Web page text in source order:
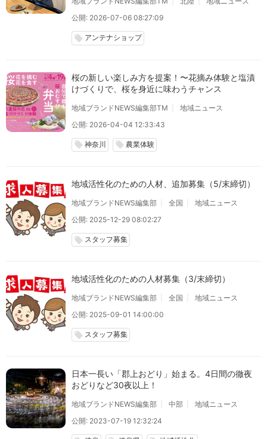
公開: 2026-07-06 08:27:09
local_offer アンテナショップ
桜の新しい楽しみ方を提案！〜花摘み体験と塩漬
けづくりで、桜を身近に味わうチャンス
地域ブランドNEWS編集部TM
地域ニュース
公開: 2026-04-04 12:33:43
local_offer 神奈川 local_offer 農業体験
地域活性化のための人材、追加募集（5/末締切）
地域ブランドNEWS編集部 全国
地域ニュース
公開: 2025-12-29 08:02:27
local_offer スタッフ募集
地域活性化のための人材募集（3/末締切）
地域ブランドNEWS編集部 全国
地域ニュース
公開: 2025-09-01 14:00:00
local_offer スタッフ募集
日本一長い「郡上おどり」始まる。4日間の徹夜
おどりなど30夜以上！
地域ブランドNEWS編集部 中部
地域ニュース
公開: 2023-07-19 12:32:24